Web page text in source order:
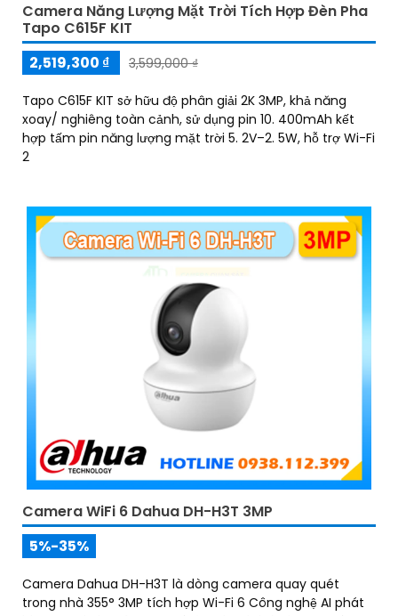
Camera Năng Lượng Mặt Trời Tích Hợp Đèn Pha
Tapo C615F KIT
2,519,300 ₫
3,599,000 ₫
Tapo C615F KIT sở hữu độ phân giải 2K 3MP, khả năng
xoay/ nghiêng toàn cảnh, sử dụng pin 10. 400mAh kết
hợp tấm pin năng lượng mặt trời 5. 2V–2. 5W, hỗ trợ Wi-Fi
2
Camera WiFi 6 Dahua DH-H3T 3MP
5%-35%
Camera Dahua DH-H3T là dòng camera quay quét
trong nhà 355° 3MP tích hợp Wi-Fi 6 Công nghệ AI phát